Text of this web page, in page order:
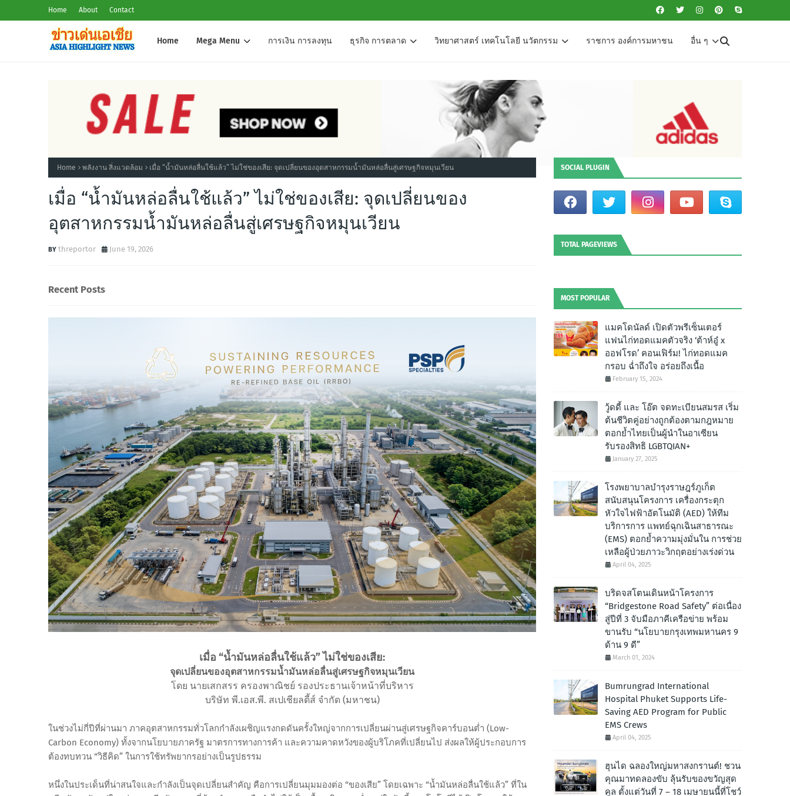
Home About Contact
Home Mega Menu การเงิน การลงทุน ธุรกิจ การตลาด วิทยาศาสตร์ เทคโนโลยี นวัตกรรม ราชการ องค์การมหาชน อื่น ๆ
Home พลังงาน สิ่งแวดล้อม เมื่อ “น้ำมันหล่อลื่นใช้แล้ว” ไม่ใช่ของเสีย: จุดเปลี่ยนของอุตสาหกรรมน้ำมันหล่อลื่นสู่เศรษฐกิจหมุนเวียน
เมื่อ “น้ำมันหล่อลื่นใช้แล้ว” ไม่ใช่ของเสีย: จุดเปลี่ยนของ
อุตสาหกรรมน้ำมันหล่อลื่นสู่เศรษฐกิจหมุนเวียน
threportor June 19, 2026
Recent Posts
เมื่อ “น้ำมันหล่อลื่นใช้แล้ว” ไม่ใช่ของเสีย:
จุดเปลี่ยนของอุตสาหกรรมน้ำมันหล่อลื่นสู่เศรษฐกิจหมุนเวียน
โดย นายเสกสรร ครองพาณิชย์ รองประธานเจ้าหน้าที่บริหาร
บริษัท พี.เอส.พี. สเปเชียลตี้ส์ จำกัด (มหาชน)
ในช่วงไม่กี่ปีที่ผ่านมา ภาคอุตสาหกรรมทั่วโลกกำลังเผชิญแรงกดดันครั้งใหญ่จากการเปลี่ยนผ่านสู่เศรษฐกิจคาร์บอนต่ำ (Low-
Carbon Economy) ทั้งจากนโยบายภาครัฐ มาตรการทางการค้า และความคาดหวังของผู้บริโภคที่เปลี่ยนไป ส่งผลให้ผู้ประกอบการ
ต้องทบทวน “วิธีคิด” ในการใช้ทรัพยากรอย่างเป็นรูปธรรม
หนึ่งในประเด็นที่น่าสนใจและกำลังเป็นจุดเปลี่ยนสำคัญ คือการเปลี่ยนมุมมองต่อ “ของเสีย” โดยเฉพาะ “น้ำมันหล่อลื่นใช้แล้ว” ที่ใน
SOCIAL PLUGIN
TOTAL PAGEVIEWS
MOST POPULAR
แมคโดนัลด์ เปิดตัวพรีเซ็นเตอร์
แฟนไก่ทอดแมคตัวจริง ‘ต้าห์อู๋ x
ออฟโรด’ คอนเฟิร์ม! ไก่ทอดแมค
กรอบ ฉํ่าถึงใจ อร่อยถึงเนื้อ
February 15, 2024
วู้ดดี้ และ โอ๊ต จดทะเบียนสมรส เริ่ม
ต้นชีวิตคู่อย่างถูกต้องตามกฎหมาย
ตอกย้ำไทยเป็นผู้นำในอาเซียน
รับรองสิทธิ LGBTQIAN+
January 27, 2025
โรงพยาบาลบำรุงราษฎร์ภูเก็ต
สนับสนุนโครงการ เครื่องกระตุก
หัวใจไฟฟ้าอัตโนมัติ (AED) ให้ทีม
บริการการ แพทย์ฉุกเฉินสาธารณะ
(EMS) ตอกย้ำความมุ่งมั่นใน การช่วย
เหลือผู้ป่วยภาวะวิกฤตอย่างเร่งด่วน
April 04, 2025
บริดจสโตนเดินหน้าโครงการ
“Bridgestone Road Safety” ต่อเนื่อง
สู่ปีที่ 3 จับมือภาคีเครือข่าย พร้อม
ขานรับ “นโยบายกรุงเทพมหานคร 9
ด้าน 9 ดี”
March 01, 2024
Bumrungrad International
Hospital Phuket Supports Life-
Saving AED Program for Public
EMS Crews
April 04, 2025
ฮุนได ฉลองใหญ่มหาสงกรานต์! ชวน
คุณมาทดลองขับ ลุ้นรับของขวัญสุด
คูล ตั้งแต่วันที่ 7 – 18 เมษายนนี้ที่โชว์